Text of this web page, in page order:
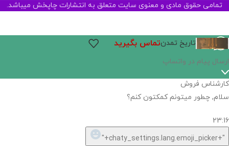
تمامی حقوق مادی و معنوی سایت متعلق به انتشارات چاپخش میباشد.
تاریخ تمدنتماس بگیرید
ارسال پیام در واتساپ
کارشناس فروش
سلام, چطور میتونم کمکتون کنم؟
23:16
"+chaty_settings.lang.emoji_picker+"